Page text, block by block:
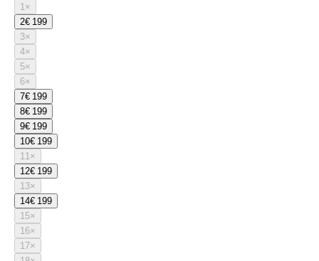
1×
2€ 199
3×
4×
5×
6×
7€ 199
8€ 199
9€ 199
10€ 199
11×
12€ 199
13×
14€ 199
15×
16×
17×